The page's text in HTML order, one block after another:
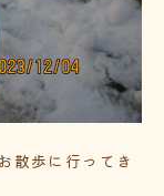
散歩に行ってき